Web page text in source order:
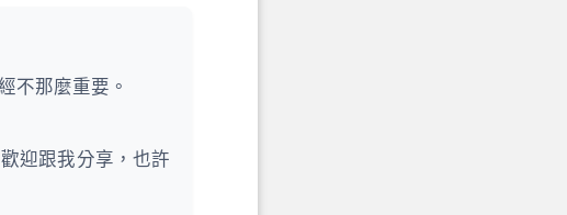
不那麼重要。
迎跟我分享，也許